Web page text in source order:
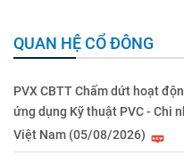
QUAN HỆ CỔ ĐÔNG
PVX CBTT Chấm dứt hoạt
ứng dụng Kỹ thuật PVC - Chi
Việt Nam (05/08/2026)